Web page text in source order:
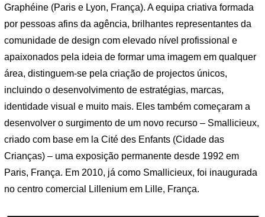
Graphéine (Paris e Lyon, França). A equipa criativa formada
por pessoas afins da agência, brilhantes representantes da
comunidade de design com elevado nível profissional e
apaixonados pela ideia de formar uma imagem em qualquer
área, distinguem-se pela criação de projectos únicos,
incluindo o desenvolvimento de estratégias, marcas,
identidade visual e muito mais. Eles também começaram a
desenvolver o surgimento de um novo recurso – Smallicieux,
criado com base em la Cité des Enfants (Cidade das
Crianças) – uma exposição permanente desde 1992 em
Paris, França. Em 2010, já como Smallicieux, foi inaugurada
no centro comercial Lillenium em Lille, França.